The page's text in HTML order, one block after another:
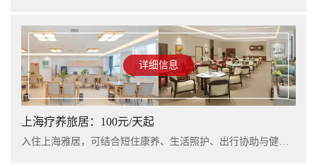
详细信息
上海疗养旅居：100元/天起